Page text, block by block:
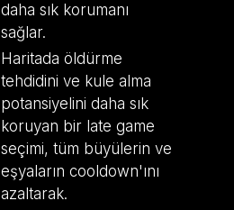
daha sık korumanı
sağlar.
Haritada öldürme
tehdidini ve kule alma
potansiyelini daha sık
koruyan bir late game
seçimi, tüm büyülerin ve
eşyaların cooldown'ını
azaltarak.